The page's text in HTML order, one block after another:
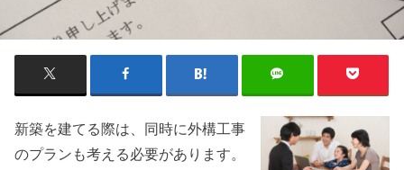
新築を建てる際は、 同時に外構工事
のプランも考える必要があります。